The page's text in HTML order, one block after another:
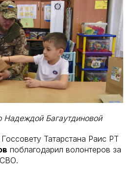
Надеждой Багаутдиновой
Госсовету Татарстана Раис РТ
поблагодарил волонтеров за